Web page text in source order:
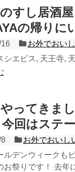
すし居酒
の帰りに
お外でおい
シエビス, 天王寺,
ってきま
回はステ
お外でおいし
ルデンウィークも
お祭りです！ 去年